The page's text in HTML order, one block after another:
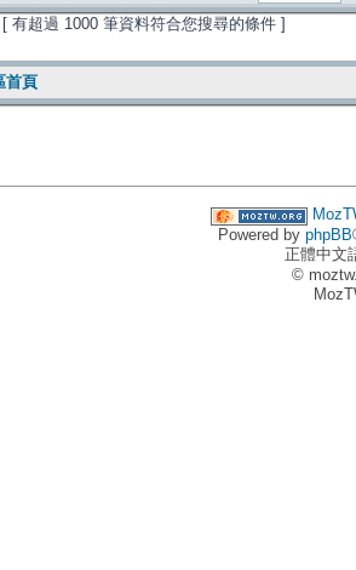
[ 有超過 1000 筆資料符合您搜尋的條件 ]
首頁
Powered by phpBB
正體中文
©